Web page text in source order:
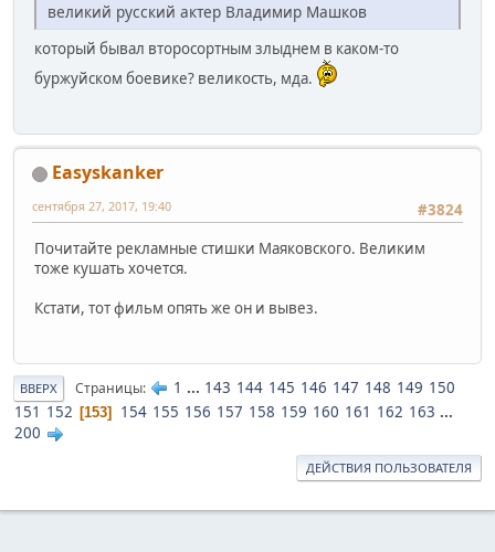
великий русский актер Владимир Машков
который бывал второсортным злыднем в каком-то
буржуйском боевике? великость, мда.
Easyskanker
#3824
сентября 27, 2017, 19:40
Почитайте рекламные стишки Маяковского. Великим
тоже кушать хочется.
Кстати, тот фильм опять же он и вывез.
ВВЕРХ Страницы 1 ... 143 144 145 146 147 148 149 150
151 152 153 154 155 156 157 158 159 160 161 162 163 ...
200
ДЕЙСТВИЯ ПОЛЬЗОВАТЕЛЯ